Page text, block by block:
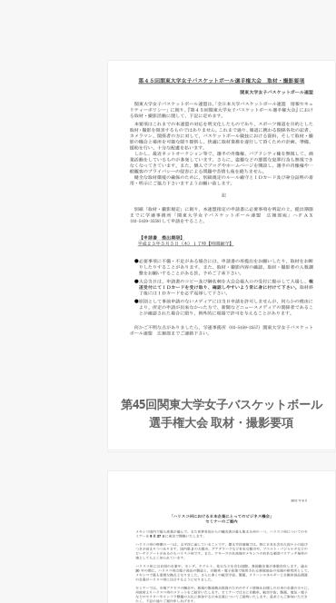
第45回関東大学女子バスケットボール
選手権大会 取材・撮影要項